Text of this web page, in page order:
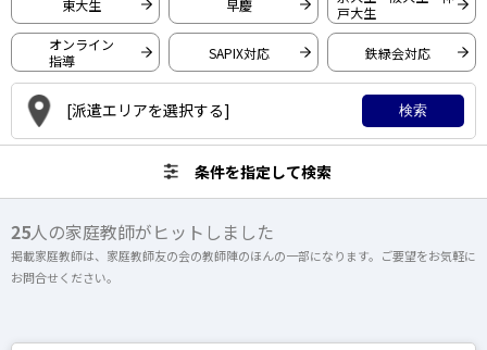
慶應義塾大学
一橋大学
京都大学
神戸大学
東大生 早慶
戸大生
オンライン
指導
SAPIX対応 鉄緑会対応
[派遣エリアを選択する] 検索
条件を指定して検索
25人の家庭教師がヒットしました
掲載家庭教師は、家庭教師友の会の教師陣のほんの一部になります。ご要望をお気軽に
お問合せください。
関西圏エリア
大阪府 京都府
上記以外のエリア（海外含む）はオンライン指導で対応可能です